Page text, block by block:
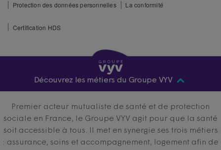
Protection des données personnelles La conformité
Certification HDS
Découvrez les métiers du Groupe VYV
Premier acteur mutualiste de santé et de protection
sociale en France, le Groupe VYV agit pour que la santé
soit accessible à tous. Il met en synergie ses trois métiers
: assurance, soins et accompagnement, logement afin de